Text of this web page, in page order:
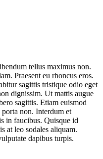
tellus maximus non.
Praesent eu rhoncus eros.
sagittis tristique odio eget
dignissim. Ut mattis augue
sagittis. Etiam euismod
non. Interdum et
in faucibus. Quisque id
at leo sodales aliquam.
dapibus turpis.